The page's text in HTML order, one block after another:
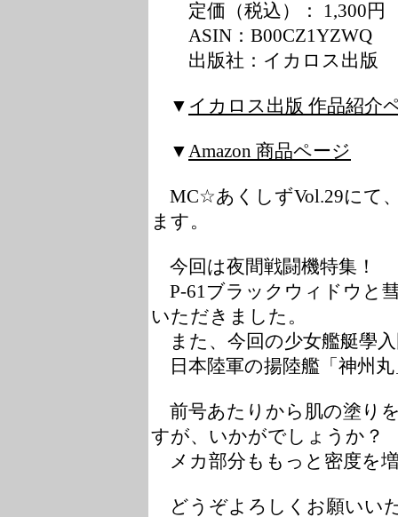
定価（税込）： 1,300円
ASIN：B00CZ1YZWQ
出版社：イカロス出版
▼ イカロス出版 作品紹介
▼ Amazon 商品ページ
MC☆あくしずVol.29にて
ます。
今回は夜間戦闘機特集！
P-61ブラックウィドウと
いただきました。
また、今回の少女艦艇學
日本陸軍の揚陸艦「神州
前号あたりから肌の塗り
すが、いかがでしょうか？
メカ部分ももっと密度を
どうぞよろしくお願いい